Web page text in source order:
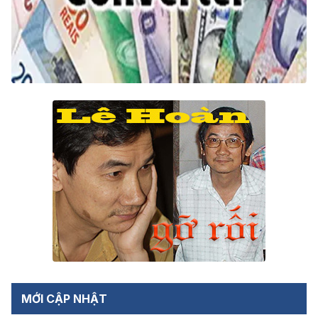
MỚI CẬP NHẬT